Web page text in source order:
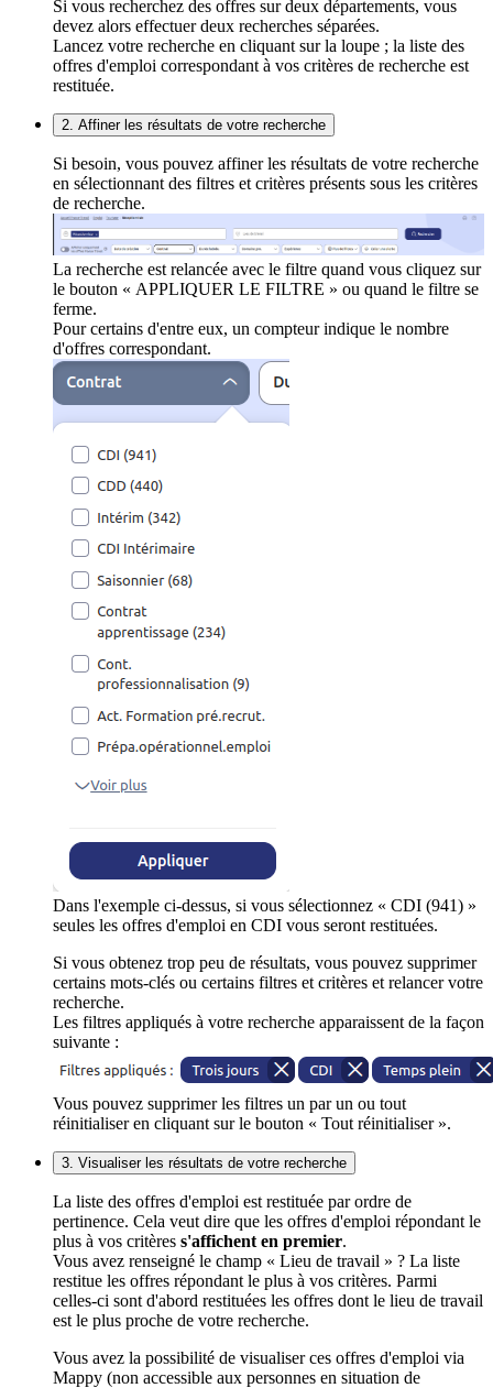
Si vous recherchez des offres sur deux départements, vous
devez alors effectuer deux recherches séparées.
Lancez votre recherche en cliquant sur la loupe ; la liste des
offres d'emploi correspondant à vos critères de recherche est
restituée.
2. Affiner les résultats de votre recherche
Si besoin, vous pouvez affiner les résultats de votre recherche
en sélectionnant des filtres et critères présents sous les critères
de recherche.
La recherche est relancée avec le filtre quand vous cliquez sur
le bouton « APPLIQUER LE FILTRE » ou quand le filtre se
ferme.
Pour certains d'entre eux, un compteur indique le nombre
d'offres correspondant.
Dans l'exemple ci-dessus, si vous sélectionnez « CDI (941) »
seules les offres d'emploi en CDI vous seront restituées.
Si vous obtenez trop peu de résultats, vous pouvez supprimer
certains mots-clés ou certains filtres et critères et relancer votre
recherche.
Les filtres appliqués à votre recherche apparaissent de la façon
suivante :
Vous pouvez supprimer les filtres un par un ou tout
réinitialiser en cliquant sur le bouton « Tout réinitialiser ».
3. Visualiser les résultats de votre recherche
La liste des offres d'emploi est restituée par ordre de
pertinence. Cela veut dire que les offres d'emploi répondant le
plus à vos critères s'affichent en premier.
Vous avez renseigné le champ « Lieu de travail » ? La liste
restitue les offres répondant le plus à vos critères. Parmi
celles-ci sont d'abord restituées les offres dont le lieu de travail
est le plus proche de votre recherche.
Vous avez la possibilité de visualiser ces offres d'emploi via
Mappy (non accessible aux personnes en situation de